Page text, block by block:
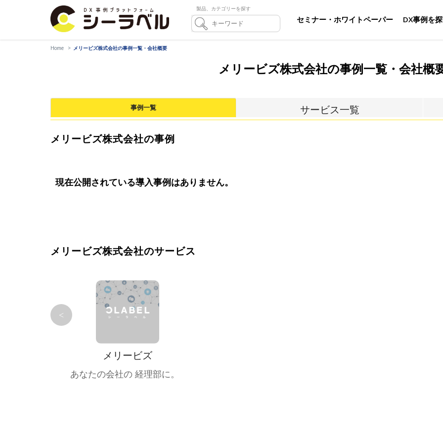
製品、カテゴリーを探す
セミナー・ホワイトペーパー DX事例を
Home メリービズ株式会社の事例一覧・会社概要
メリービズ株式会社の事例一覧・会社概
事例一覧 サービス一覧
メリービズ株式会社の事例
現在公開されている導入事例はありません。
メリービズ株式会社のサービス
メリービズ
あなたの会社の 経理部に。
<